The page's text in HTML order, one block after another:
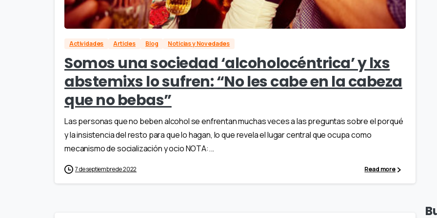
Actividades Articles Blog Noticias y Novedades
Somos una sociedad ‘alcoholocéntrica’ y lxs
abstemixs lo sufren: “No les cabe en la cabeza
que no bebas”
Las personas que no beben alcohol se enfrentan muchas veces a las preguntas sobre el porqué
y la insistencia del resto para que lo hagan, lo que revela el lugar central que ocupa como
mecanismo de socialización y ocio NOTA:...
7 de septiembre de 2022 Read more